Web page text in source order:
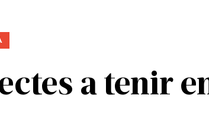
a tenir